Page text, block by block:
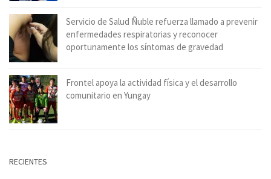
Servicio de Salud Ñuble refuerza llamado a prevenir
enfermedades respiratorias y reconocer
oportunamente los síntomas de gravedad
Frontel apoya la actividad física y el desarrollo
comunitario en Yungay
RECIENTES